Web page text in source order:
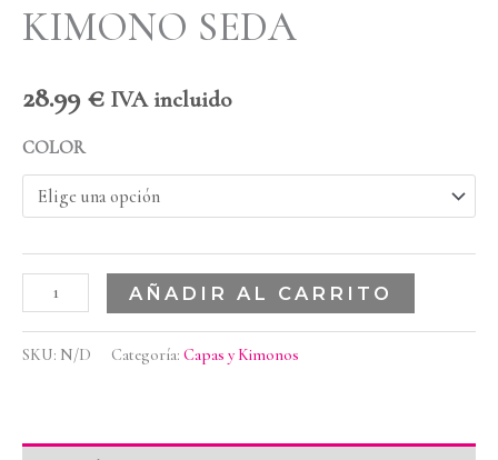
KIMONO SEDA
28.99 € IVA incluido
COLOR
AÑADIR AL CARRITO
SKU: N/D Categoría: Capas y Kimonos